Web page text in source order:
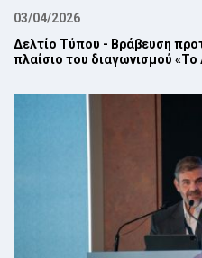
03/04/2026
Δελτίο Τύπου - Βράβευση
πλαίσιο του διαγωνισμού «Το